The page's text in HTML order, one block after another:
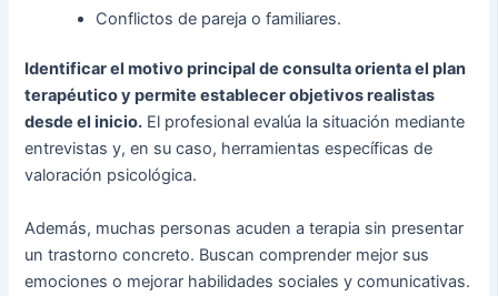
Conflictos de pareja o familiares.
Identificar el motivo principal de consulta orienta el plan
terapéutico y permite establecer objetivos realistas
desde el inicio. El profesional evalúa la situación mediante
entrevistas y, en su caso, herramientas específicas de
valoración psicológica.
Además, muchas personas acuden a terapia sin presentar
un trastorno concreto. Buscan comprender mejor sus
emociones o mejorar habilidades sociales y comunicativas.